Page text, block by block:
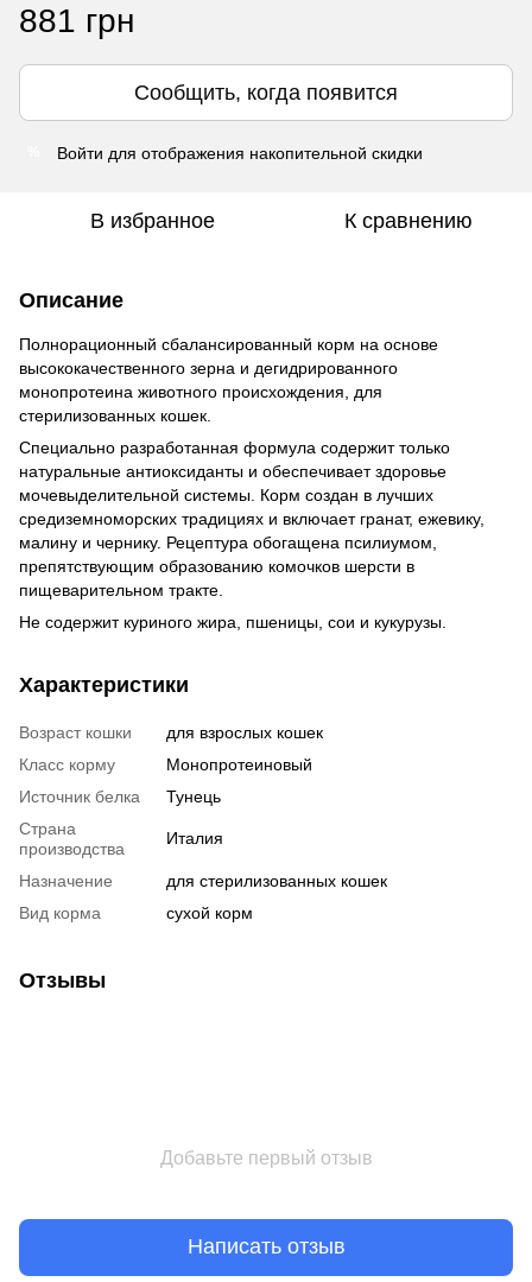
881 грн
Сообщить, когда появится
Войти для отображения накопительной скидки
В избранное К сравнению
Описание
Полнорационный сбалансированный корм на основе
высококачественного зерна и дегидрированного
монопротеина животного происхождения, для
стерилизованных кошек.
Специально разработанная формула содержит только
натуральные антиоксиданты и обеспечивает здоровье
мочевыделительной системы. Корм создан в лучших
средиземноморских традициях и включает гранат, ежевику,
малину и чернику. Рецептура обогащена псилиумом,
препятствующим образованию комочков шерсти в
пищеварительном тракте.
Не содержит куриного жира, пшеницы, сои и кукурузы.
Характеристики
Возраст кошки
для взрослых кошек
Класс корму
Монопротеиновый
Источник белка
Тунець
Страна
производства
Италия
Назначение
для стерилизованных кошек
Вид корма
сухой корм
Отзывы
Добавьте первый отзыв
Написать отзыв